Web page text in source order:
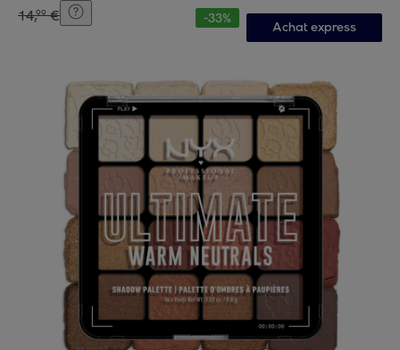
14,99 € -33%
Achat express